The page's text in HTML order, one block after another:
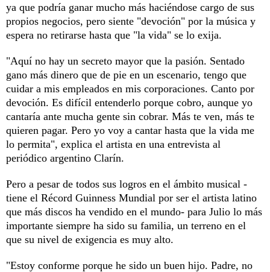
ya que podría ganar mucho más haciéndose cargo de sus
propios negocios, pero siente "devoción" por la música y
espera no retirarse hasta que "la vida" se lo exija.
"Aquí no hay un secreto mayor que la pasión. Sentado
gano más dinero que de pie en un escenario, tengo que
cuidar a mis empleados en mis corporaciones. Canto por
devoción. Es difícil entenderlo porque cobro, aunque yo
cantaría ante mucha gente sin cobrar. Más te ven, más te
quieren pagar. Pero yo voy a cantar hasta que la vida me
lo permita", explica el artista en una entrevista al
periódico argentino Clarín.
Pero a pesar de todos sus logros en el ámbito musical -
tiene el Récord Guinness Mundial por ser el artista latino
que más discos ha vendido en el mundo- para Julio lo más
importante siempre ha sido su familia, un terreno en el
que su nivel de exigencia es muy alto.
"Estoy conforme porque he sido un buen hijo. Padre, no